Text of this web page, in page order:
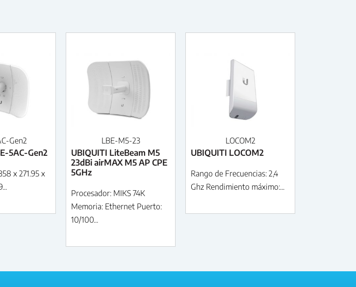
Gen2
5AC-Gen2
x 271.95 x
LBE-M5-23
UBIQUITI LiteBeam M5
23dBi airMAX M5 AP CPE
5GHz
Procesador: MIKS 74K
Memoria: Ethernet Puerto:
10/100...
LOCOM2
UBIQUITI LOCOM2
Rango de Frecuencias: 2,4
Ghz Rendimiento máximo:...